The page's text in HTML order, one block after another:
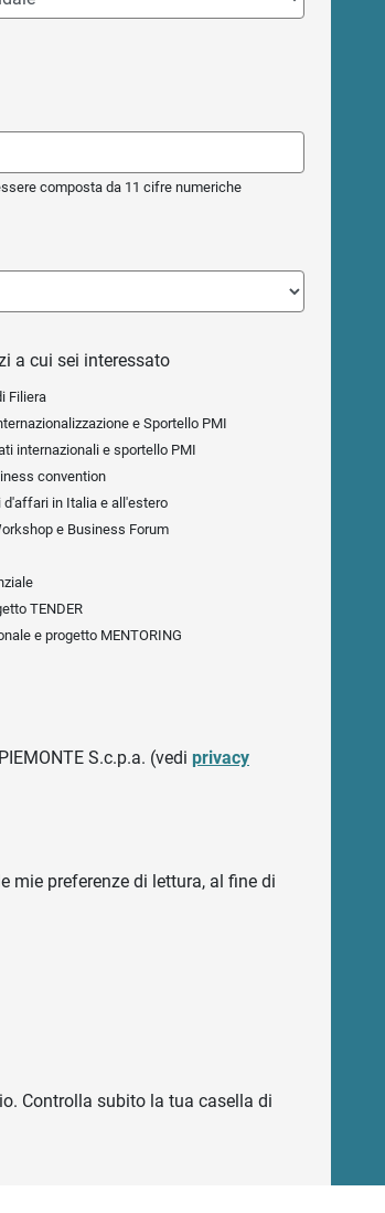
composta da 11 cifre numeriche
a cui sei interessato
Filiera
e Sportello PMI
internazionali e sportello PMI
convention
in Italia e all'estero
e Business Forum
TENDER
e progetto MENTORING
S.c.p.a. (vedi privacy
mie preferenze di lettura, al fine di
Controlla subito la tua casella di